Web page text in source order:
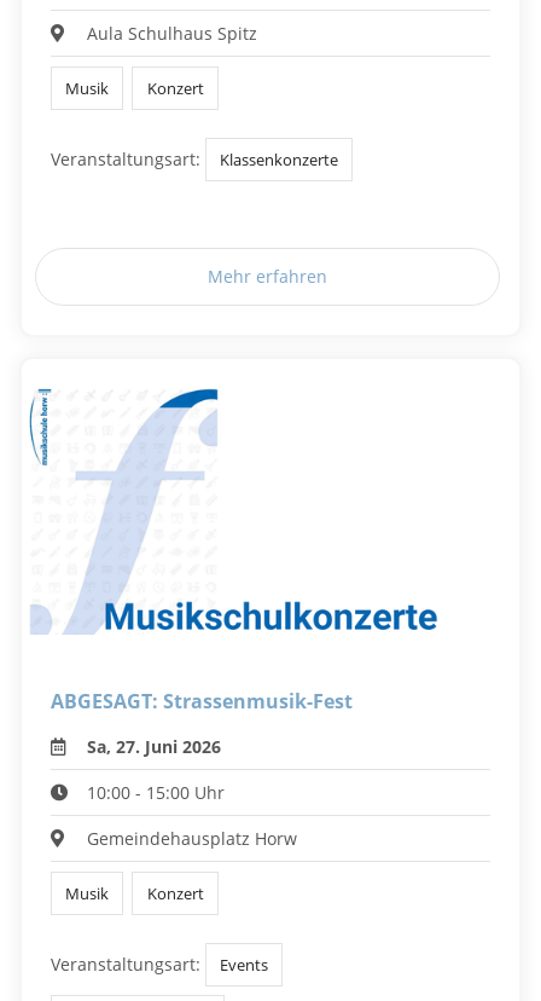
Aula Schulhaus Spitz
Musik Konzert
Veranstaltungsart: Klassenkonzerte
Mehr erfahren
ABGESAGT: Strassenmusik-Fest
Sa, 27. Juni 2026
10:00 - 15:00 Uhr
Gemeindehausplatz Horw
Musik Konzert
Veranstaltungsart: Events